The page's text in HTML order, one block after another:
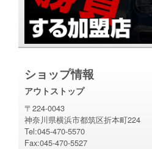
ショップ情報
アウトストップ
〒224-0043
神奈川県横浜市都筑区折本町224
Tel:045-470-5570
Fax:045-470-5527